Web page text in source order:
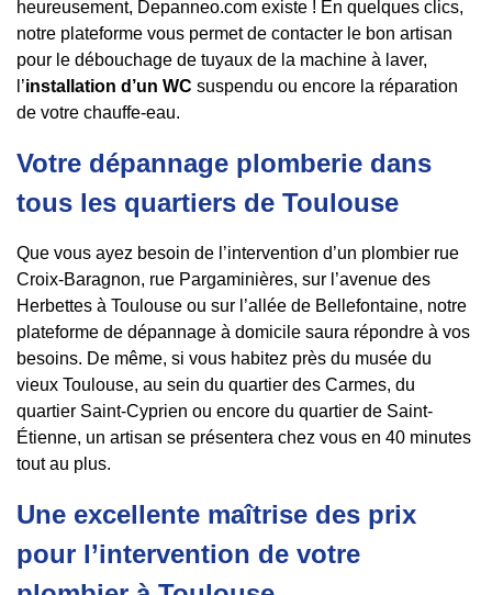
heureusement, Depanneo.com existe ! En quelques clics,
notre plateforme vous permet de contacter le bon artisan
pour le débouchage de tuyaux de la machine à laver,
l’installation d’un WC suspendu ou encore la réparation
de votre chauffe-eau.
Votre dépannage plomberie dans
tous les quartiers de Toulouse
Que vous ayez besoin de l’intervention d’un plombier rue
Croix-Baragnon, rue Pargaminières, sur l’avenue des
Herbettes à Toulouse ou sur l’allée de Bellefontaine, notre
plateforme de dépannage à domicile saura répondre à vos
besoins. De même, si vous habitez près du musée du
vieux Toulouse, au sein du quartier des Carmes, du
quartier Saint-Cyprien ou encore du quartier de Saint-
Étienne, un artisan se présentera chez vous en 40 minutes
tout au plus.
Une excellente maîtrise des prix
pour l’intervention de votre